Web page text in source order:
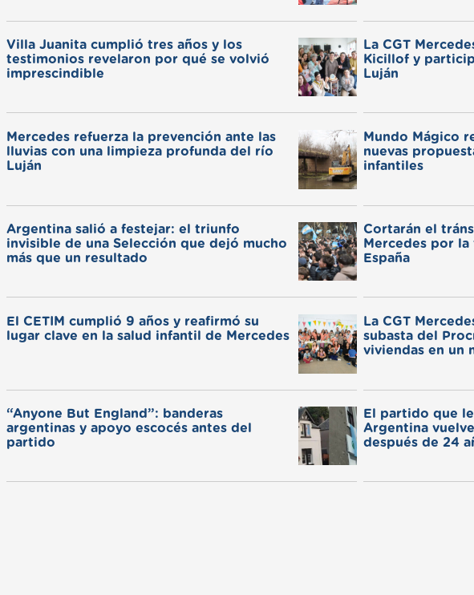
Villa Juanita cumplió tres años y los
testimonios revelaron por qué se volvió
imprescindible
La CGT
Kicillof y
Luján
Mercedes refuerza la prevención ante las
lluvias con una limpieza profunda del río
Luján
Mundo Mágico
nuevas
infantiles
Argentina salió a festejar: el triunfo
invisible de una Selección que dejó mucho
más que un resultado
Cortarán el
Mercedes por
España
El CETIM cumplió 9 años y reafirmó su
lugar clave en la salud infantil de Mercedes
La CGT
subasta del
viviendas en un
“Anyone But England”: banderas
argentinas y apoyo escocés antes del
partido
El partido que
Argentina
después de 24